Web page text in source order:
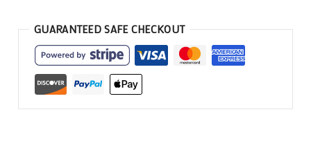
GUARANTEED SAFE CHECKOUT